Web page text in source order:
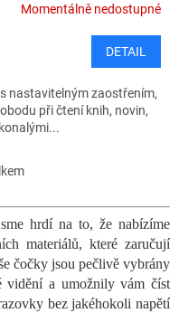
Momentálně nedostupné
DETAIL
nastavitelným zaostřením,
při čtení knih, novin,
hrdí na to, že nabízíme
materiálů, které zaručují
čočky jsou pečlivě vybrány
vidění a umožnily vám číst
bez jakéhokoli napětí